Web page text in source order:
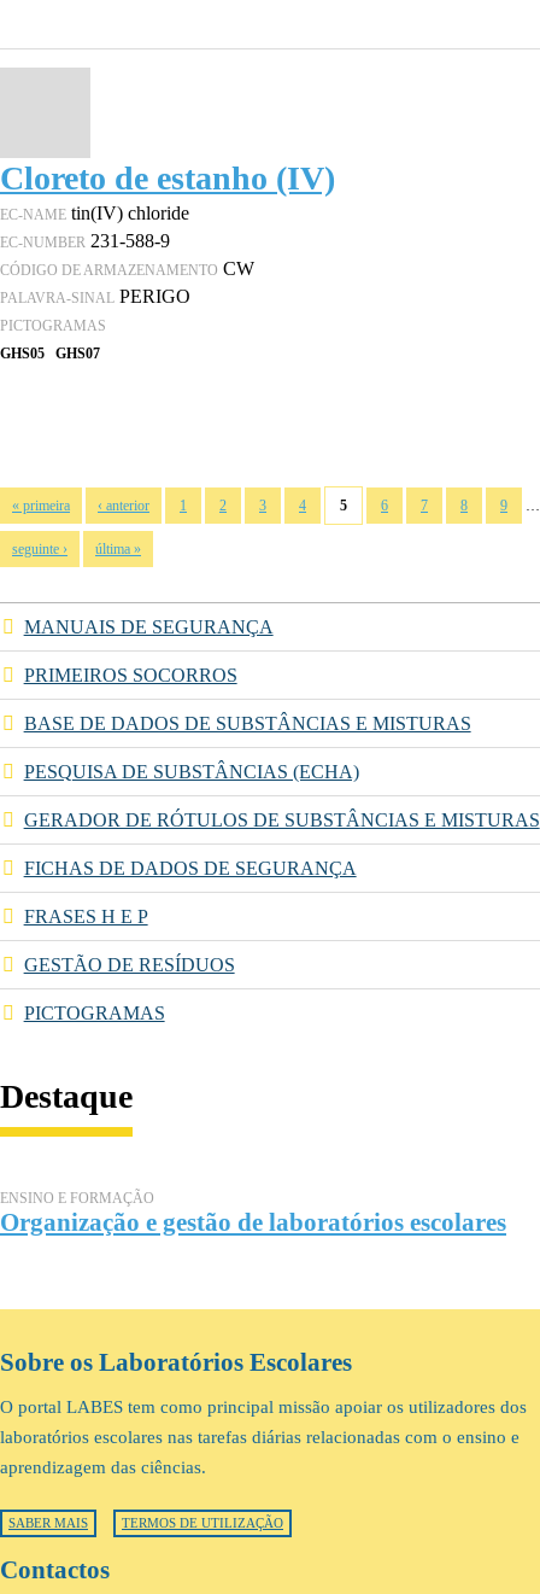
Cloreto de estanho (IV)
EC-NAME tin(IV) chloride
EC-NUMBER 231-588-9
CÓDIGO DE ARMAZENAMENTO CW
PALAVRA-SINAL PERIGO
PICTOGRAMAS
GHS05
GHS07
Páginas
« primeira ‹ anterior 1 2 3 4 5 6 7 8 9
seguinte › última »
MANUAIS DE SEGURANÇA
PRIMEIROS SOCORROS
BASE DE DADOS DE SUBSTÂNCIAS E MISTURAS
PESQUISA DE SUBSTÂNCIAS (ECHA)
GERADOR DE RÓTULOS DE SUBSTÂNCIAS E MISTURAS
FICHAS DE DADOS DE SEGURANÇA
FRASES H E P
GESTÃO DE RESÍDUOS
PICTOGRAMAS
Destaque
ENSINO E FORMAÇÃO
Organização e gestão de laboratórios escolares
Sobre os Laboratórios Escolares
O portal LABES tem como principal missão apoiar os utilizadores dos
laboratórios escolares nas tarefas diárias relacionadas com o ensino e
aprendizagem das ciências.
SABER MAIS TERMOS DE UTILIZAÇÃO
Contactos